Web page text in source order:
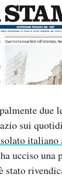
due
sui
italiano
ucciso una
stato